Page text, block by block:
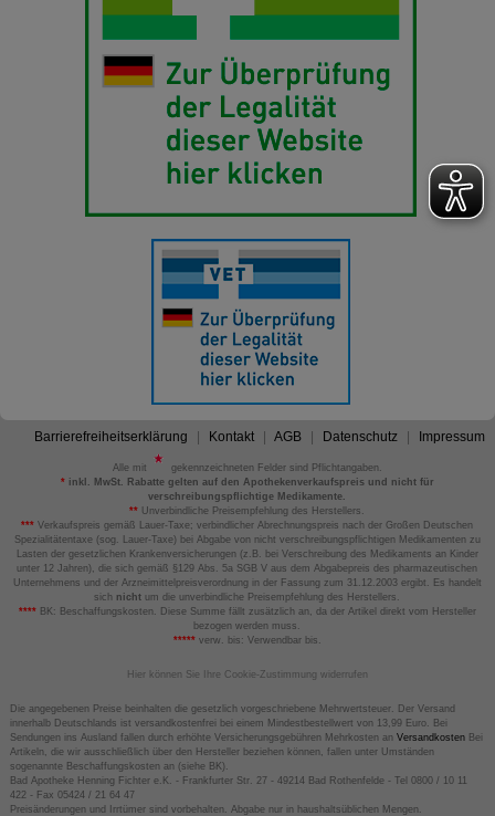
Barrierefreiheitserklärung Kontakt AGB Datenschutz Impressum
Alle mit
gekennzeichneten Felder sind Pflichtangaben.
*inkl. MwSt. Rabatte gelten auf den Apothekenverkaufspreis und nicht für
verschreibungspflichtige Medikamente.
** Unverbindliche Preisempfehlung des Herstellers.
*** Verkaufspreis gemäß Lauer-Taxe; verbindlicher Abrechnungspreis nach der Großen Deutschen
Spezialitätentaxe (sog. Lauer-Taxe) bei Abgabe von nicht verschreibungspflichtigen Medikamenten zu
Lasten der gesetzlichen Krankenversicherungen (z.B. bei Verschreibung des Medikaments an Kinder
unter 12 Jahren), die sich gemäß §129 Abs. 5a SGB V aus dem Abgabepreis des pharmazeutischen
Unternehmens und der Arzneimittelpreisverordnung in der Fassung zum 31.12.2003 ergibt. Es handelt
sich nicht um die unverbindliche Preisempfehlung des Herstellers.
****BK: Beschaffungskosten. Diese Summe fällt zusätzlich an, da der Artikel direkt vom Hersteller
bezogen werden muss.
*****verw. bis: Verwendbar bis.
Hier können Sie Ihre Cookie-Zustimmung widerrufen
Die angegebenen Preise beinhalten die gesetzlich vorgeschriebene Mehrwertsteuer. Der Versand
innerhalb Deutschlands ist versandkostenfrei bei einem Mindestbestellwert von 13,99 Euro. Bei
Sendungen ins Ausland fallen durch erhöhte Versicherungsgebühren Mehrkosten an VersandkostenBei
Artikeln, die wir ausschließlich über den Hersteller beziehen können, fallen unter Umständen
sogenannte Beschaffungskosten an (siehe BK).
Bad Apotheke Henning Fichter e.K. - Frankfurter Str. 27 - 49214 Bad Rothenfelde - Tel 0800 / 10 11
422 - Fax 05424 / 21 64 47
Preisänderungen und Irrtümer sind vorbehalten. Abgabe nur in haushaltsüblichen Mengen.